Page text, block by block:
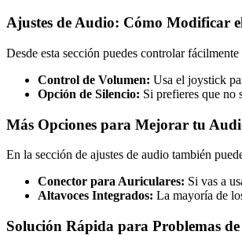
Ajustes de Audio: Cómo Modificar
Desde esta sección puedes controlar
Control de Volumen: Usa el joystick
Opción de Silencio: Si prefieres que no
Más Opciones para Mejorar tu
En la sección de ajustes de audio también
Conector para Auriculares: Si vas a
Altavoces Integrados: La mayoría de
Solución Rápida para Problemas